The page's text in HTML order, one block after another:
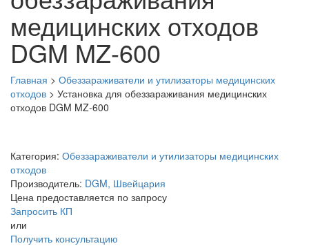
медицинских отходов
DGM MZ-600
Главная > Обеззараживатели и утилизаторы медицинских
отходов > Установка для обеззараживания медицинских
отходов DGM MZ-600
Категория: Обеззараживатели и утилизаторы медицинских
отходов
Производитель: DGM, Швейцария
Цена предоставляется по запросу
Запросить КП
или
Получить консультацию